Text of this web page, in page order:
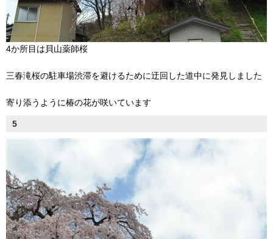
4か所目は貝山薬師桜
三春滝桜の駐車場渋滞を避けるために迂回した道中に発見しました
寄り添うように椿の花が咲いています
5